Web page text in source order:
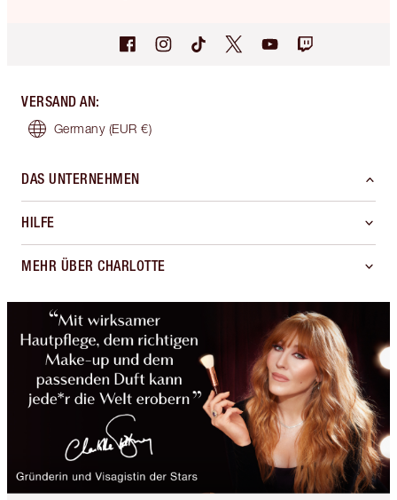
VERSAND AN:
Germany (EUR €)
DAS UNTERNEHMEN
HILFE
MEHR ÜBER CHARLOTTE